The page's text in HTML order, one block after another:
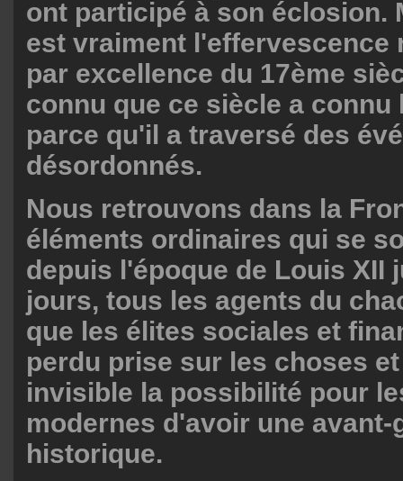
ont participé à son éclosion.
est vraiment l'effervescence
par excellence du 17ème
connu que ce siècle a connu
parce qu'il a traversé des
désordonnés.
Nous retrouvons dans la
éléments ordinaires qui se
depuis l'époque de Louis XII
jours, tous les agents du
que les élites sociales et
perdu prise sur les choses
invisible la possibilité pour
modernes d'avoir une avant-
historique.